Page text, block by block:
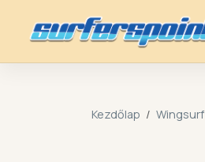
Kezdőlap Wingsurf